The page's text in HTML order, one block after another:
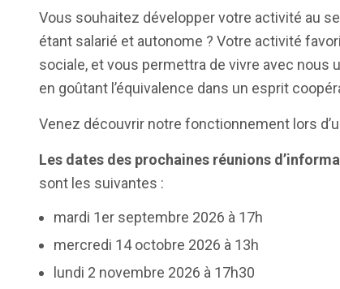
Vous souhaitez développer votre activité au
étant salarié et autonome ? Votre activité
sociale, et vous permettra de vivre avec nous
en goûtant l’équivalence dans un esprit
Venez découvrir notre fonctionnement lors
Les dates des prochaines réunions
sont les suivantes :
mardi 1er septembre 2026 à 17h
mercredi 14 octobre 2026 à 13h
lundi 2 novembre 2026 à 17h30